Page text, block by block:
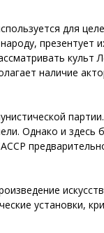
для
презентует
культ
наличие
Однако и здесь
установки,